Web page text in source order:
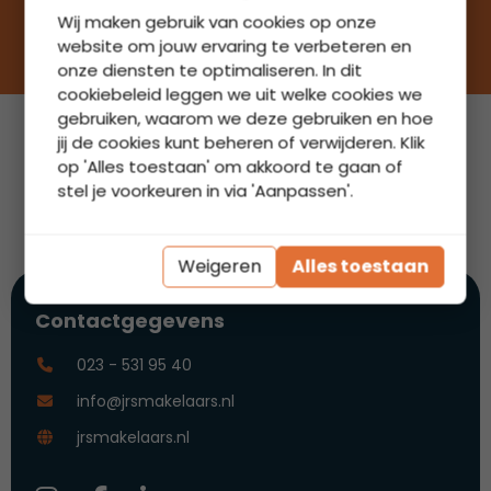
Bekijk ons aanbod
Contactgegevens
023 - 531 95 40
info@jrsmakelaars.nl
jrsmakelaars.nl
Wij maken gebruik van cookies op onze
website om jouw ervaring te verbeteren en
onze diensten te optimaliseren. In dit
cookiebeleid leggen we uit welke cookies we
gebruiken, waarom we deze gebruiken en hoe
jij de cookies kunt beheren of verwijderen. Klik
op 'Alles toestaan' om akkoord te gaan of
stel je voorkeuren in via 'Aanpassen'.
Weigeren Alles toestaan